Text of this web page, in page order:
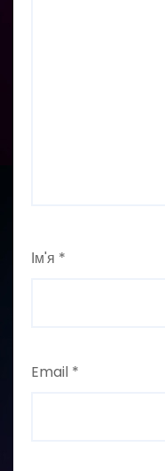
Ім'я *
Email *